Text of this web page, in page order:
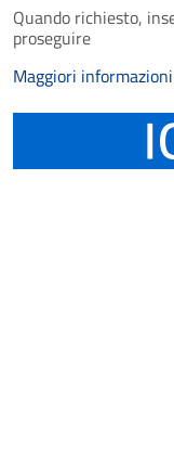
Quando richiesto,
proseguire
Maggiori